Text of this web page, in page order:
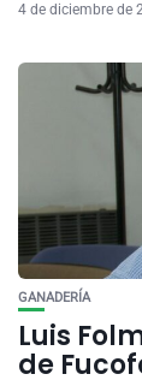
4 de diciembre de
GANADERÍA
Luis
de